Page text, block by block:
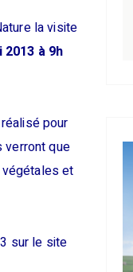
la visite
à 9h
pour
verront que
et
sur le site